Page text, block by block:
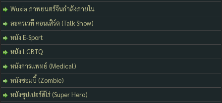
Wuxia ภาพยนตร์จีนกำลังภายใน
ละครเวที คอนเสิร์ต (Talk Show)
หนัง E-Sport
หนัง LGBTQ
หนังการแพทย์ (Medical)
หนังซอมบี้ (Zombie)
หนังซุปเปอร์ฮีโร่ (Super Hero)